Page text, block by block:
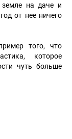
на даче и
от нее ничего
того, что
которое
чуть больше